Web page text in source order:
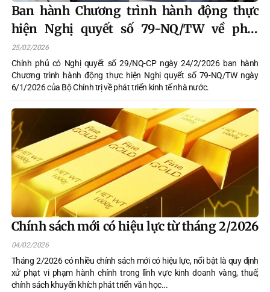
Ban hành Chương trình hành động thực
hiện Nghị quyết số 79-NQ/TW về phát
triển kinh tế nhà nước
25/02/2026
Chính phủ có Nghị quyết số 29/NQ-CP ngày 24/2/2026 ban hành
Chương trình hành động thực hiện Nghị quyết số 79-NQ/TW ngày
6/1/2026 của Bộ Chính trị về phát triển kinh tế nhà nước.
Chính sách mới có hiệu lực từ tháng 2/2026
04/02/2026
Tháng 2/2026 có nhiều chính sách mới có hiệu lực, nổi bật là quy định
xử phạt vi phạm hành chính trong lĩnh vực kinh doanh vàng, thuế;
chính sách khuyến khích phát triển văn học...